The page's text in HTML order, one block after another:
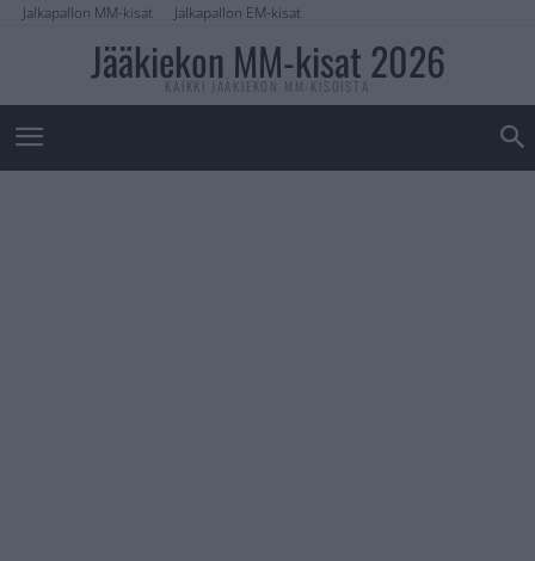
Jalkapallon MM-kisat Jalkapallon EM-kisat
Jääkiekon MM-kisat 2026
KAIKKI JÄÄKIEKON MM-KISOISTA